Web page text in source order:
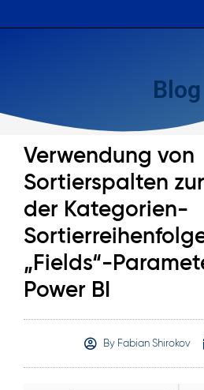
Blog
Verwendung von
Sortierspalten
der Kategorien-
„Fields“-
Power BI
ByFabian Shirokov